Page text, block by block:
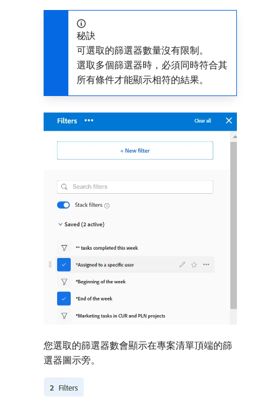
秘訣
可選取的篩選器數量沒有限制。
選取多個篩選器時，必須同時符合其
所有條件才能顯示相符的結果。
您選取的篩選器數會顯示在專案清單頂端的篩
選器圖示旁。